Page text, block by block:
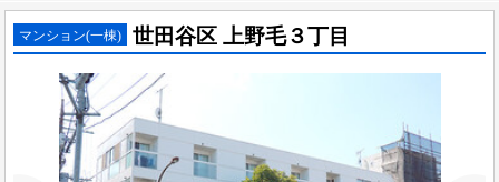
マンション(一棟) 世田谷区 上野毛３丁目